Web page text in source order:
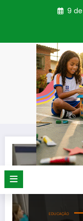
9
Tag:
Página
EDUCAÇÃO